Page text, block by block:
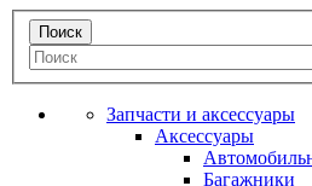
Запчасти и аксессуары
Аксессуары
Багажники